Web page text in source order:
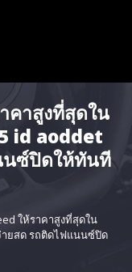
คาสูงที่สุดใน
id aoddet
นซ์ปิดให้ทันที
ให้ราคาสูงที่สุดใน
ายสด รถติดไฟแนนซ์ปิด